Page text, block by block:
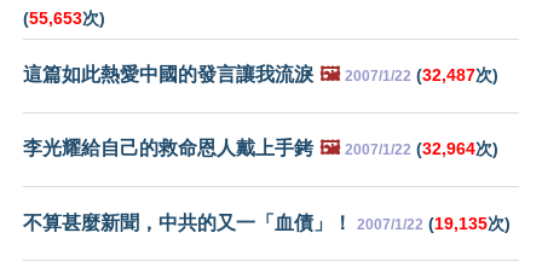
(55,653次)
這篇如此熱愛中國的發言讓我流淚 🖼️ 2007/1/22 (32,487次)
李光耀給自己的救命恩人戴上手銬 🖼️ 2007/1/22 (32,964次)
不算甚麼新聞，中共的又一「血債」！ 2007/1/22 (19,135次)